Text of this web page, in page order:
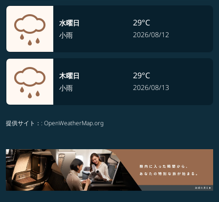
水曜日
小雨
29°C
2026/08/12
木曜日
小雨
29°C
2026/08/13
提供サイト： : OpenWeatherMap.org